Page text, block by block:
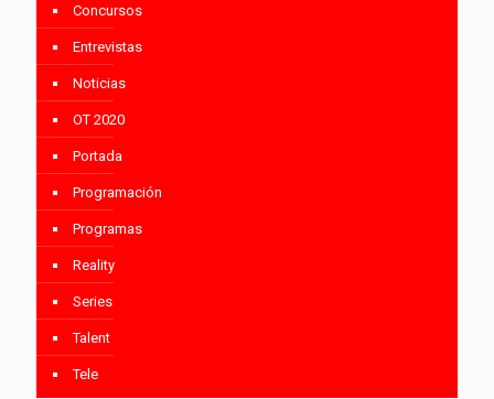
Concursos
Entrevistas
Noticias
OT 2020
Portada
Programación
Programas
Reality
Series
Talent
Tele